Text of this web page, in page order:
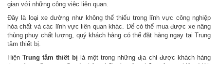
Thiết
bị
ngành
hàn
Điện
và
gian với những công việc liên quan.
Đây là loại xe dường như không thể thiếu trong lĩnh vực công nghiệp
hóa chất và các lĩnh vực liên quan khác. Để có thể mua được xe nâng
thùng phuy chất lượng, quý khách hàng có thể đặt hàng ngay tại Trung
tâm thiết bị.
HiệnTrung tâm thiết bị là một trong những địa chỉ được khách hàng